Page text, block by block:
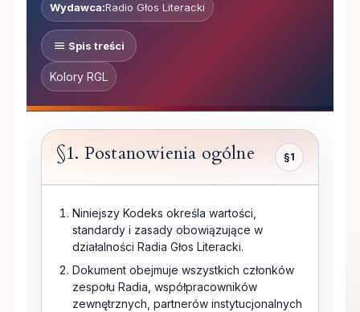
Wydawca:Radio Głos Literacki
Spis treści
Kolory RGL
§1. Postanowienia ogólne §1
Niniejszy Kodeks określa wartości,
standardy i zasady obowiązujące w
działalności Radia Głos Literacki.
Dokument obejmuje wszystkich członków
zespołu Radia, współpracowników
zewnętrznych, partnerów instytucjonalnych